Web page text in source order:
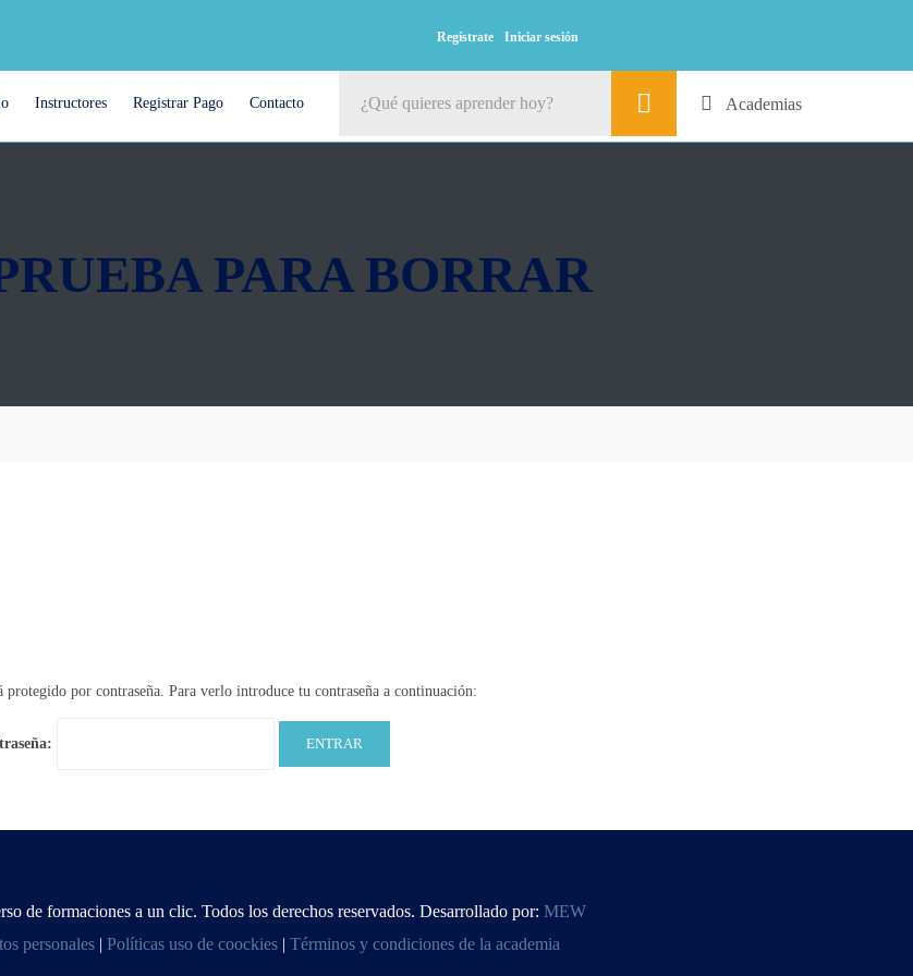
Regístrate Iniciar sesión
Instructores Registrar Pago Contacto Academias
PARA BORRAR
protegido por contraseña. Para verlo introduce tu contraseña a continuación:
de formaciones a un clic. Todos los derechos reservados. Desarrollado por: MEW
personales| Políticas uso de coockies| Términos y condiciones de la academia